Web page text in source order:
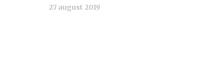
27 august 2019